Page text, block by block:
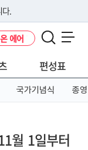
다.
고 있다면 아래 URL에
온 에어
편성표
국가기념식 종영
월 1일부터